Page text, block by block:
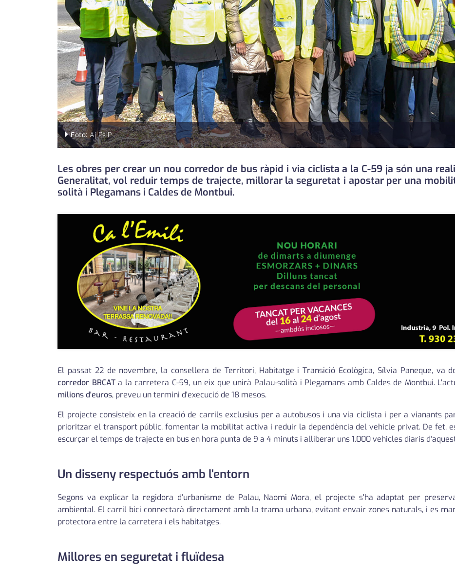
Foto: Aj PsiP
Les obres per crear un nou corredor de bus ràpid i via ciclista a la C-59 ja són una
Generalitat, vol reduir temps de trajecte, millorar la seguretat i apostar per una
solità i Plegamans i Caldes de Montbui.
El passat 22 de novembre, la consellera de Territori, Habitatge i Transició Ecològica, Sílvia Paneque,
corredor BRCATa la carretera C-59, un eix que unirà Palau-solità i Plegamans amb Caldes de Montbui.
milions d'euros, preveu un termini d'execució de 18 mesos.
El projecte consisteix en la creació de carrils exclusius per a autobusos i una via ciclista i per a vianants
prioritzar el transport públic, fomentar la mobilitat activa i reduir la dependència del vehicle privat. De fet,
escurçar el temps de trajecte en bus en hora punta de 9 a 4 minuts i alliberar uns 1.000 vehicles diaris
Un disseny respectuós amb l'entorn
Segons va explicar la regidora d'urbanisme de Palau, Naomi Mora, el projecte s'ha adaptat per
ambiental. El carril bici connectarà directament amb la trama urbana, evitant envair zones naturals, i es
protectora entre la carretera i els habitatges.
Millores en seguretat i fluïdesa